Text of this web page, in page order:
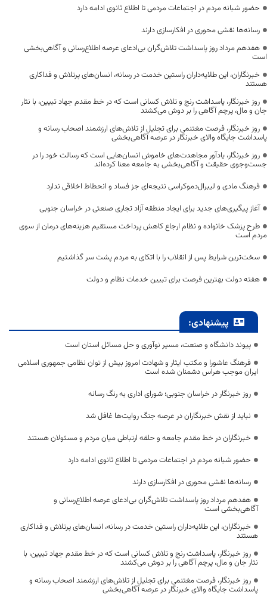
حضور شبانه مردم در اجتماعات مردمی تا اطلاع ثانوی ادامه دارد
رسانه‌ها نقشی محوری در افکارسازی دارند
هفدهم مرداد روز پاسداشت تلاش‌گران بی‌ادعای عرصه اطلاع‌رسانی و آگاهی‌بخشی
است
خبرنگاران، این طلایه‌داران راستین خدمت در رسانه، انسان‌های پرتلاش و فداکاری
هستند
روز خبرنگار، پاسداشت رنج و تلاش کسانی است که در خط مقدم جهاد تبیین، با نثار
جان و مال، پرچم آگاهی را بر دوش می‌کشند
روز خبرنگار، فرصت مغتنمی برای تجلیل از تلاش‌های ارزشمند اصحاب رسانه و
پاسداشت جایگاه والای خبرنگار در عرصه آگاهی‌بخشی
روز خبرنگار، یادآور مجاهدت‌های خاموش انسان‌هایی است که رسالت خود را در
جست‌وجوی حقیقت و آگاهی‌بخشی به جامعه معنا کرده‌اند
فرهنگ مادی و لیبرال‌دموکراسی نتیجه‌ای جز فساد و انحطاط اخلاقی ندارد
آغاز پیگیری‌های جدید برای ایجاد منطقه آزاد تجاری صنعتی در خراسان جنوبی
طرح پزشک خانواده و نظام ارجاع کاهش پرداخت مستقیم هزینه‌های درمان از سوی
مردم است
سخت‌ترین شرایط پس از انقلاب را با اتکای به مردم پشت سر گذاشتیم
هفته دولت بهترین فرصت برای تبیین خدمات نظام و دولت
پیشنهادی:
پیوند دانشگاه و صنعت، مسیر نوآوری و حل مسائل استان است
فرهنگ عاشورا و مکتب ایثار و شهادت امروز بیش از توان نظامی جمهوری اسلامی
ایران موجب هراس دشمنان شده است
روز خبرنگار در خراسان جنوبی؛ شورای اداری به رنگ رسانه
نباید از نقش خبرنگاران در عرصه جنگ روایت‌ها غافل شد
خبرنگاران در خط مقدم جامعه و حلقه ارتباطی میان مردم و مسئولان هستند
حضور شبانه مردم در اجتماعات مردمی تا اطلاع ثانوی ادامه دارد
رسانه‌ها نقشی محوری در افکارسازی دارند
هفدهم مرداد روز پاسداشت تلاش‌گران بی‌ادعای عرصه اطلاع‌رسانی و
آگاهی‌بخشی است
خبرنگاران، این طلایه‌داران راستین خدمت در رسانه، انسان‌های پرتلاش و فداکاری
هستند
روز خبرنگار، پاسداشت رنج و تلاش کسانی است که در خط مقدم جهاد تبیین، با
نثار جان و مال، پرچم آگاهی را بر دوش می‌کشند
روز خبرنگار، فرصت مغتنمی برای تجلیل از تلاش‌های ارزشمند اصحاب رسانه و
پاسداشت جایگاه والای خبرنگار در عرصه آگاهی‌بخشی